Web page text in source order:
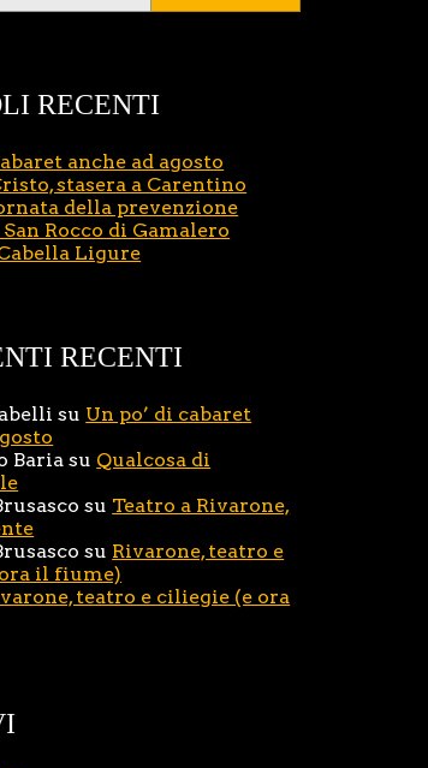
RECENTI
anche ad agosto
stasera a Carentino
della prevenzione
Rocco di Gamalero
Ligure
RECENTI
su Un po’ di cabaret
Baria su Qualcosa di
su Teatro a Rivarone,
su Rivarone, teatro e
il fiume)
teatro e ciliegie (e ora